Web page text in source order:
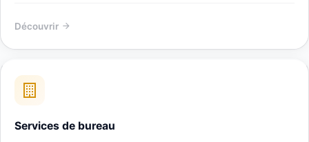
Découvrir
Services de bureau